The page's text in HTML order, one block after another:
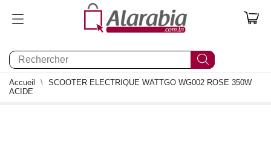
0
Accueil
SCOOTER ELECTRIQUE WATTGO WG002 ROSE 350W
ACIDE